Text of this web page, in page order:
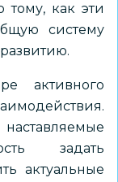
как эти
систему
активного
задать
актуальные